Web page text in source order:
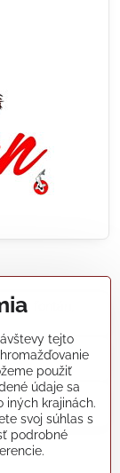
tejto
použiť
údaje sa
iných krajinách.
svoj súhlas s
podrobné